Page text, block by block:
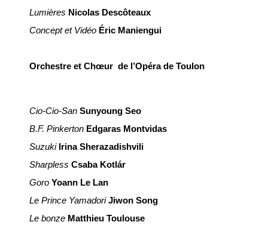
Lumières Nicolas Descôteaux
Concept et Vidéo Éric Maniengui
Orchestre et Chœur de l’Opéra de Toulon
Cio-Cio-San Sunyoung Seo
B.F. Pinkerton Edgaras Montvidas
Suzuki Irina Sherazadishvili
Sharpless Csaba Kotlár
Goro Yoann Le Lan
Le Prince YamadoriJiwon Song
Le bonze Matthieu Toulouse